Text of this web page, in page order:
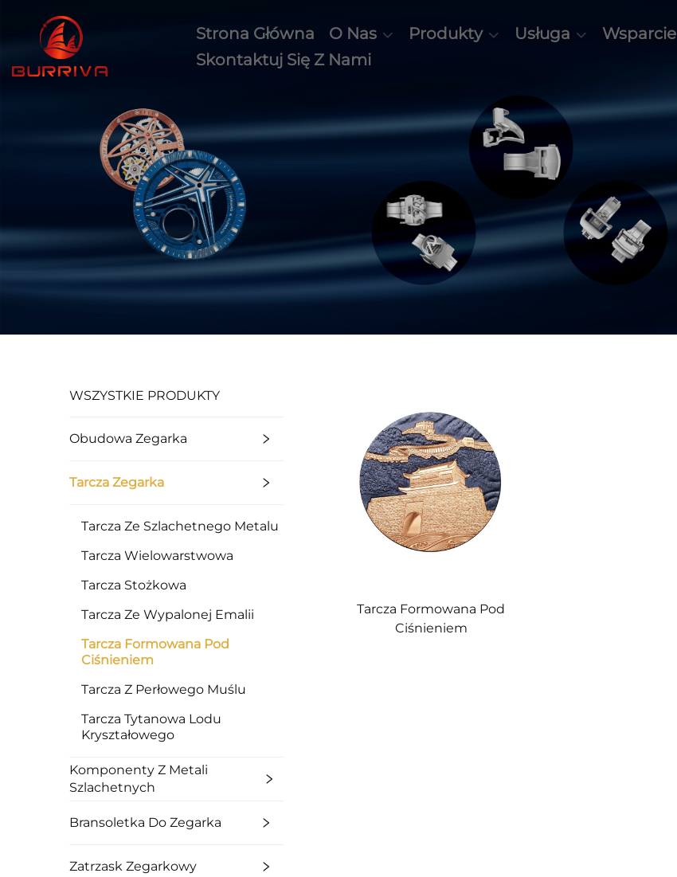
Strona Główna O Nas Produkty Usługa Wsparcie
Skontaktuj Się Z Nami
WSZYSTKIE PRODUKTY
Obudowa Zegarka
Tarcza Zegarka
Tarcza Ze Szlachetnego Metalu
Tarcza Wielowarstwowa
Tarcza Stożkowa
Tarcza Ze Wypalonej Emalii
Tarcza Formowana Pod
Ciśnieniem
Tarcza Z Perłowego Muślu
Tarcza Tytanowa Lodu
Kryształowego
Komponenty Z Metali
Szlachetnych
Bransoletka Do Zegarka
Zatrzask Zegarkowy
Tarcza Formowana Pod
Ciśnieniem